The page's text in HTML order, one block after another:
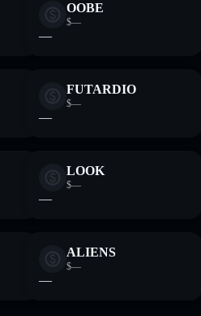
OOBE
$—
—
FUTARDIO
$—
—
LOOK
$—
—
ALIENS
$—
—